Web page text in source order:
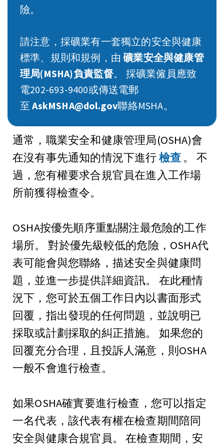
通常，職業安全和健康管理局(OSHA)會
在沒有事先通知的情況下進行檢查 。 不
過，您有權要求合規官員在進入工作場
所前獲得檢查令。
OSHA按優先順序重點關注最危險的工作
場所。 對於優先級較低的危險，OSHA代
表可能會與您聯絡，描述安全與健康問
題，並進一步提供詳細資訊。 在此種情
況下，您可於五個工作日內以書面形式
回覆，指出發現的任何問題，並說明已
採取或計劃採取的糾正措施。 如果您的
回覆充分合理，且投訴人滿意，則OSHA
一般不會進行檢查。
如果OSHA確實要進行檢查，您可以指定
一名代表，該代表有權在檢查期間陪同
安全與健康合規官員。 在檢查期間，安
險。
請注意，採礦業有一套獨立的安全與健康
標準、規則和規例，由礦業安全與健康管
理局(MSHA)負責監督。 採礦業僱員應致
電202-693-9400或傳送電郵
至AskMSHA@dol.gov聯絡MSHA。